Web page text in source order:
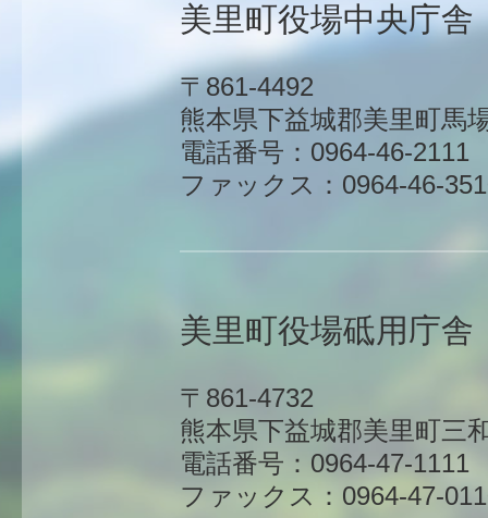
美里町役場中央庁舎
〒861-4492
熊本県下益城郡美里町馬
電話番号：0964-46-2111
ファックス：0964-46-
美里町役場砥用庁舎
〒861-4732
熊本県下益城郡美里町三
電話番号：0964-47-1111
ファックス：0964-47-